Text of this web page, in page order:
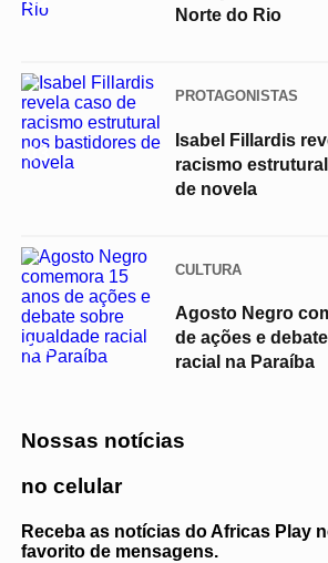
Norte do Rio
03
PROTAGONISTAS
Isabel Fillardis
racismo
de novela
04
CULTURA
Agosto Negro
de ações e
racial na Paraíba
Nossas notícias
no celular
Receba as notícias do Africas Play
favorito de mensagens.